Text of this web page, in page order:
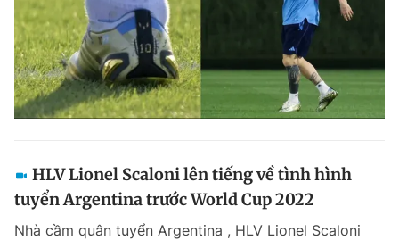
HLV Lionel Scaloni lên tiếng về tình hình
tuyển Argentina trước World Cup 2022
Nhà cầm quân tuyển Argentina , HLV Lionel Scaloni